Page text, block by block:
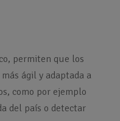
permiten que los
ágil y adaptada a
como por ejemplo
del país o detectar